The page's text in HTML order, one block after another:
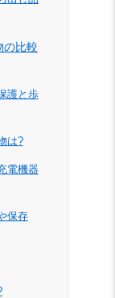
の比較
護と歩
は?
電機器
保存